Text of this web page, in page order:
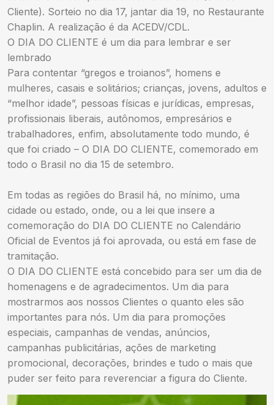
Cliente). Sorteio no dia 17, jantar dia 19, no Restaurante
Chaplin. A realização é da ACEDV/CDL.
O DIA DO CLIENTE é um dia para lembrar e ser
lembrado
Para contentar “gregos e troianos”, homens e
mulheres, casais e solitários; crianças, jovens, adultos e
“melhor idade”, pessoas físicas e jurídicas, empresas,
profissionais liberais, autônomos, empresários e
trabalhadores, enfim, absolutamente todo mundo, é
que foi criado – O DIA DO CLIENTE, comemorado em
todo o Brasil no dia 15 de setembro.
Em todas as regiões do Brasil há, no mínimo, uma
cidade ou estado, onde, ou a lei que insere a
comemoração do DIA DO CLIENTE no Calendário
Oficial de Eventos já foi aprovada, ou está em fase de
tramitação.
O DIA DO CLIENTE está concebido para ser um dia de
homenagens e de agradecimentos. Um dia para
mostrarmos aos nossos Clientes o quanto eles são
importantes para nós. Um dia para promoções
especiais, campanhas de vendas, anúncios,
campanhas publicitárias, ações de marketing
promocional, decorações, brindes e tudo o mais que
puder ser feito para reverenciar a figura do Cliente.